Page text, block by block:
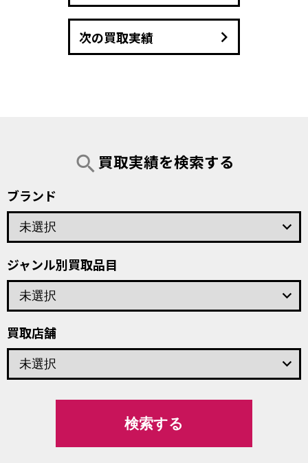
次の買取実績 keyboard_arrow_right
search買取実績を検索する
ブランド
keyboard_arrow_down
ジャンル別買取品目
keyboard_arrow_down
買取店舗
keyboard_arrow_down